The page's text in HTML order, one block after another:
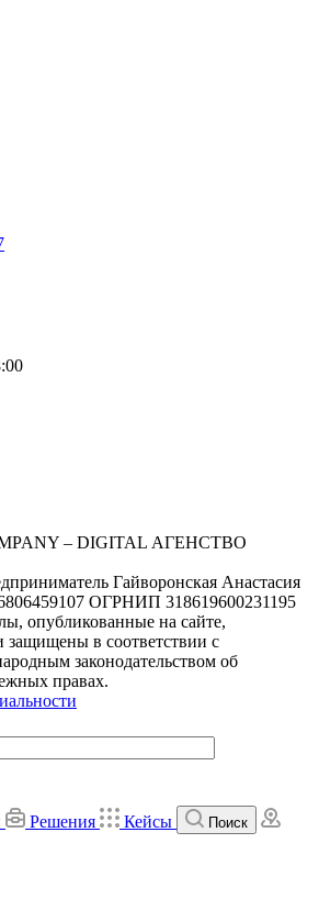
– DIGITAL АГЕНСТВО
Гайворонская Анастасия
ОГРНИП 318619600231195
опубликованные на сайте,
защищены в соответствии с
законодательством об
правах.
Решения Кейсы Поиск